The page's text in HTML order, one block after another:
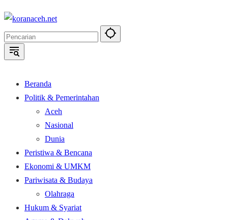
Langsung
konten
Beranda
Politik & Pemerintahan
Aceh
Nasional
Dunia
Peristiwa & Bencana
Ekonomi & UMKM
Pariwisata & Budaya
Olahraga
Hukum & Syariat